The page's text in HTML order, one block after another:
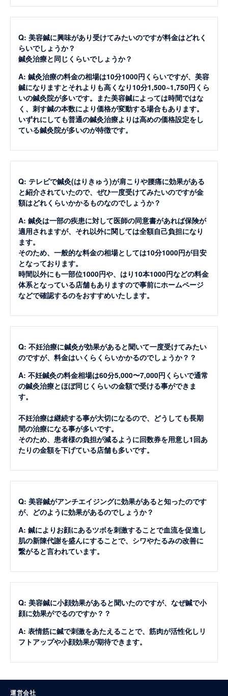
Q: 美容鍼に興味があり受けてみたいのですが料金はどれく
らいでしょうか？
鍼灸治療と同じくらいでしょうか？
A: 鍼灸治療の料金の相場は10分1000円くらいですが、美容
鍼になりますとそれよりも高くなり10分1,500~1,750円くら
いの鍼灸院が多いです。また美容鍼によっては時間ではな
く、刺す鍼の本数により価格が変動する場合もあります。
いずれにしても普通の鍼灸治療よりは高めの価格設定をし
ている鍼灸院が多いのが特徴です。
Q: テレビで鍼灸(はりきゅう)が肩こりや腰痛に効果がある
と紹介されていたので、ぜひ一度受けてみたいのですが金
額はどれくらいかかるものなのでしょうか？
A: 鍼灸は一部の疾患に対して医師の同意書があれば保険が
適用されますが、それ以外に関しては全額自己負担になり
ます。
そのため、一般的な料金の相場としては10分1000円が目安
となっております。
時間以外にも一部位1000円や、はり10本1000円などの料金
体系となっている店舗もありますので事前にホームページ
などで確認するのをおすすめいたします。
Q: 不妊治療に鍼灸が効果があると聞いて一度受けてみたい
のですが、料金はいくらくらいかかるのでしょうか？？
A: 不妊鍼灸の料金相場は60分5,000〜7,000円くらいで通常
の鍼灸治療とほぼ同じくらいの金額で受ける事ができま
す。
不妊治療は継続する事が大切になるので、どうしても長期
間の治療になる事が多いです。
そのため、患者様の負担が減るように回数券を用意し1回あ
たりの金額を下げている店舗も多いです。
Q: 美容鍼がアンチエイジングに効果があると知ったのです
が、どのように効果があるのでしょうか？
A: 鍼によりお顔にあるツボを刺激することで血流を促進し
肌の新陳代謝を盛んにすることで、シワやたるみの改善に
繋がると言われています。
Q: 美容鍼に小顔効果があると聞いたのですが、なぜ鍼で小
顔に効果がでるのですか？？
A: 表情筋に鍼で刺激をあたえることで、筋肉が活性化しリ
フトアップや小顔効果が期待できます。
運営会社